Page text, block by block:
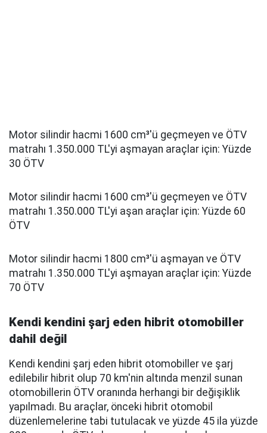
Motor silindir hacmi 1600 cm³'ü geçmeyen ve ÖTV
matrahı 1.350.000 TL'yi aşmayan araçlar için: Yüzde
30 ÖTV
Motor silindir hacmi 1600 cm³'ü geçmeyen ve ÖTV
matrahı 1.350.000 TL'yi aşan araçlar için: Yüzde 60
ÖTV
Motor silindir hacmi 1800 cm³'ü aşmayan ve ÖTV
matrahı 1.350.000 TL'yi aşmayan araçlar için: Yüzde
70 ÖTV
Kendi kendini şarj eden hibrit otomobiller
dahil değil
Kendi kendini şarj eden hibrit otomobiller ve şarj
edilebilir hibrit olup 70 km'nin altında menzil sunan
otomobillerin ÖTV oranında herhangi bir değişiklik
yapılmadı. Bu araçlar, önceki hibrit otomobil
düzenlemelerine tabi tutulacak ve yüzde 45 ila yüzde